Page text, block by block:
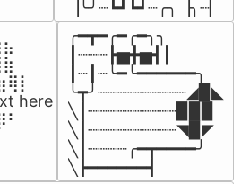
▕╰╯┈┗┛┗┛┈╭╮▕╮┈▏
here
╭━┳━╭━╭━╮╮
┃┈┈┈┣▅╋▅┫┃
┃┈┃┈╰━╰━━━━━━╮
╰┳╯┈┈┈┈┈┈┈┈┈◢▉◣
╲┃┈┈┈┈┈┈┈┈┈▉▉▉
╲┃┈┈┈┈┈┈┈┈┈◥▉◤
╲┃┈┈┈┈╭━┳━━━━╯
╲┣━━━━━━┫﻿